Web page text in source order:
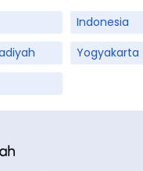
Indonesia
Yogyakarta